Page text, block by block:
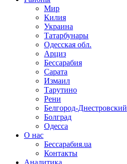
Мир
Килия
Украина
Татарбунары
Одесская обл.
Арциз
Бессарабия
Сарата
Измаил
Тарутино
Рени
Белгород-Днестровский
Болград
Одесса
О нас
Бессарабия.ua
Контакты
Аналитика